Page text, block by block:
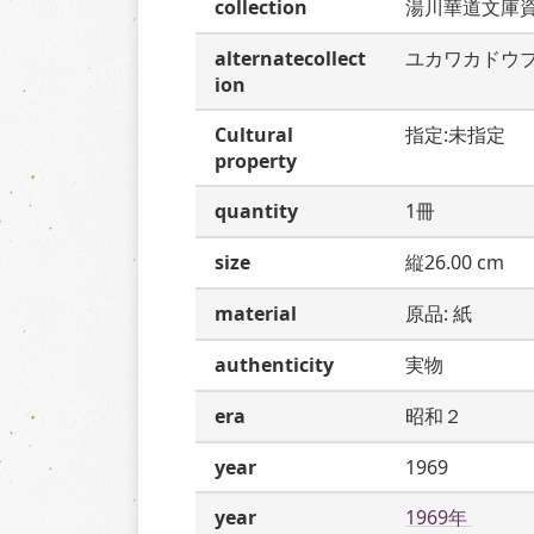
collection
湯川華道文庫
alternatecollect
ion
ユカワカドウ
Cultural
property
指定:未指定
quantity
1冊
size
縦26.00 cm
material
原品: 紙
authenticity
実物
era
昭和２
year
1969
year
1969年